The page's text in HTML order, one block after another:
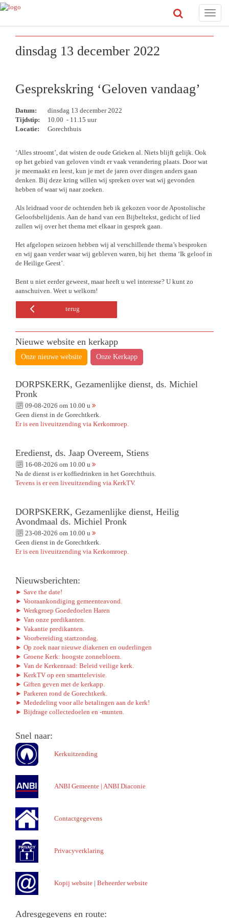
Toggle
dinsdag 13 december 2022
Gesprekskring ‘Geloven vandaag’
Datum:
dinsdag 13 december 2022
Tijdstip:
10.00 - 11.15 uur
Locatie:
Gorechthuis
‘Alles stroomt’, dat wisten de oude Grieken al. Niets blijft gelijk. Ook
op het gebied van geloven vindt er vaak verandering plaats. Door wat
je meemaakt en leest, kun je met de jaren over dingen anders gaan
denken. Bij deze kring willen wij spreken over wat wij gevonden
hebben of waar wij naar zoeken.
Als leidraad voor de ochtenden heb ik gekozen voor de Apostolische
Geloofsbelijdenis. Aan de hand van een Bijbeltekst, gedicht of lied
zullen wij over het thema met elkaar in gesprek gaan.
Het afgelopen seizoen hebben wij al verschillende thema’s besproken
en wij gaan verder waar wij gebleven waren, bij het thema ‘Ik geloof in
de Heilige Geest’.
Bent u niet eerder geweest, maar heeft u wel interesse? U kunt zo
aanschuiven. Weet u welkom!
terug
Nieuwe website en kerkapp
Onze nieuwe website Onze Kerkapp
DORPSKERK, Gezamenlijke dienst, ds. Michiel
Pronk
09-08-2026 om 10.00 u
Geen dienst in de Gorechtkerk.
Er is een liveuitzending via Kerkomroep.
Eredienst, ds. Jaap Overeem, Stiens
16-08-2026 om 10.00 u
Na de dienst is er koffiedrinken in het Gorechthuis.
Tevens is er een liveuitzending via KerkTV.
DORPSKERK, Gezamenlijke dienst, Heilig
Avondmaal ds. Michiel Pronk
23-08-2026 om 10.00 u
Geen dienst in de Gorechtkerk.
Er is een liveuitzending via Kerkomroep.
Nieuwsberichten:
► Save the date!
► Vooraankondiging gemeenteavond.
► Werkgroep Goededoelen Haren
► Van onze predikanten.
► Vakantie predikanten.
► Voorbereiding startzondag.
► Op zoek naar nieuwe diakenen en ouderlingen
► Groene Kerk: hoogste zonnebloem.
► Van de Kerkenraad: Beleid veilige kerk.
► KerkTV op een smarttelevisie.
► Giften geven met de kerkapp.
► Parkeren rond de Gorechtkerk.
► Mededeling voor alle betalingen aan de kerk!
► Bijdrage collectedoelen en -munten.
Snel naar:
Kerkuitzending
ANBI Gemeente | ANBI Diaconie
Contactgegevens
Privacyverklaring
Kopij website | Beheerder website
Adresgegevens en route: